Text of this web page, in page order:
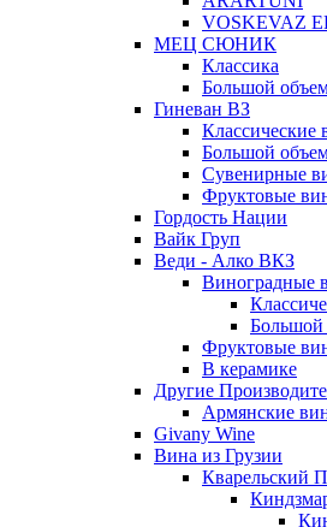
VOSKEVAZ
МЕЦ СЮНИК
Классика
Большой
Гиневан ВЗ
Классические
Большой
Сувенирные
Фруктовые
Гордость Нации
Вайк Груп
Веди - Алко ВКЗ
Виноградные
Большой
Фруктовые
В керамике
Другие
Армянские
Givany Wine
Вина из Грузии
Кварельский